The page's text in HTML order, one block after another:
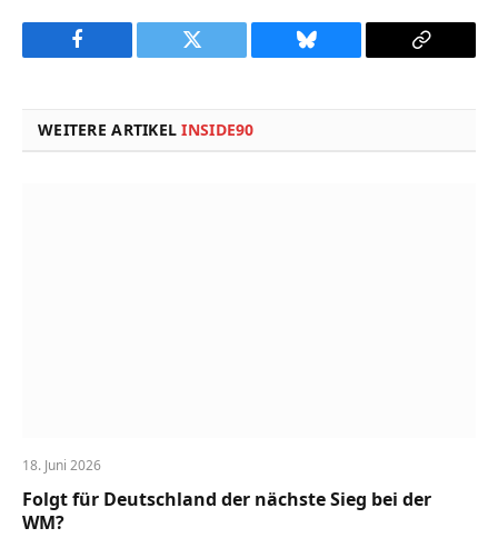
Facebook Twitter Bluesky
Copy
WEITERE ARTIKELINSIDE90
18. Juni 2026
Folgt für Deutschland der nächste Sieg bei der
WM?